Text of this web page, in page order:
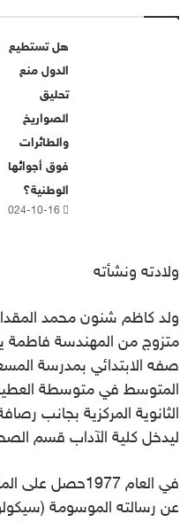
هل تستطيع
الدول منع
تحليق
الصواريخ
والطائرات
فوق أجوائها
الوطنية؟
2024-10-16
ولادته ونشأته
متزوج من المهندسة فاطمة
صفه الابتدائي بمدرسة
المتوسط في متوسطة
الثانوية المركزية بجانب
ليدخل كلية الآداب قسم
في العام
عن رسالته الموسومة